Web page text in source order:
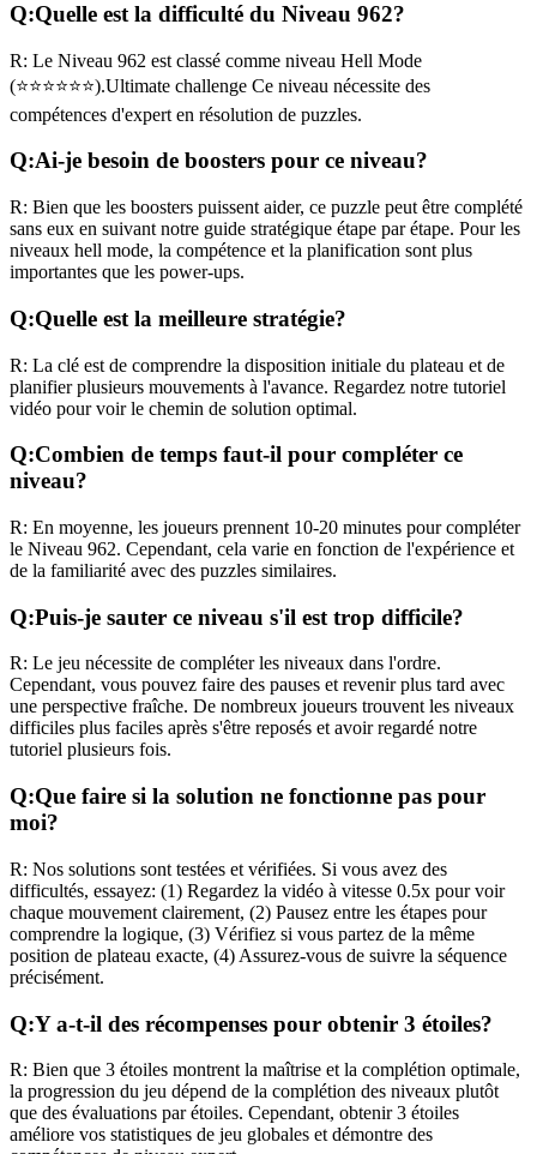
Q:Quelle est la difficulté du Niveau 962?
R: Le Niveau 962 est classé comme niveau Hell Mode
(⭐⭐⭐⭐⭐⭐).Ultimate challenge Ce niveau nécessite des
compétences d'expert en résolution de puzzles.
Q:Ai-je besoin de boosters pour ce niveau?
R: Bien que les boosters puissent aider, ce puzzle peut être complété
sans eux en suivant notre guide stratégique étape par étape. Pour les
niveaux hell mode, la compétence et la planification sont plus
importantes que les power-ups.
Q:Quelle est la meilleure stratégie?
R: La clé est de comprendre la disposition initiale du plateau et de
planifier plusieurs mouvements à l'avance. Regardez notre tutoriel
vidéo pour voir le chemin de solution optimal.
Q:Combien de temps faut-il pour compléter ce
niveau?
R: En moyenne, les joueurs prennent 10-20 minutes pour compléter
le Niveau 962. Cependant, cela varie en fonction de l'expérience et
de la familiarité avec des puzzles similaires.
Q:Puis-je sauter ce niveau s'il est trop difficile?
R: Le jeu nécessite de compléter les niveaux dans l'ordre.
Cependant, vous pouvez faire des pauses et revenir plus tard avec
une perspective fraîche. De nombreux joueurs trouvent les niveaux
difficiles plus faciles après s'être reposés et avoir regardé notre
tutoriel plusieurs fois.
Q:Que faire si la solution ne fonctionne pas pour
moi?
R: Nos solutions sont testées et vérifiées. Si vous avez des
difficultés, essayez: (1) Regardez la vidéo à vitesse 0.5x pour voir
chaque mouvement clairement, (2) Pausez entre les étapes pour
comprendre la logique, (3) Vérifiez si vous partez de la même
position de plateau exacte, (4) Assurez-vous de suivre la séquence
précisément.
Q:Y a-t-il des récompenses pour obtenir 3 étoiles?
R: Bien que 3 étoiles montrent la maîtrise et la complétion optimale,
la progression du jeu dépend de la complétion des niveaux plutôt
que des évaluations par étoiles. Cependant, obtenir 3 étoiles
améliore vos statistiques de jeu globales et démontre des